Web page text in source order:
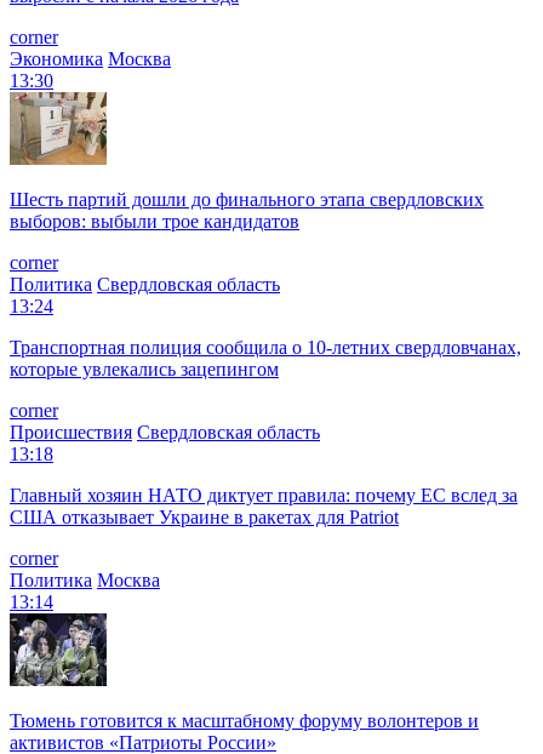
corner
Экономика Москва
13:30
Шесть партий дошли до финального этапа свердловских
выборов: выбыли трое кандидатов
corner
Политика Свердловская область
13:24
Транспортная полиция сообщила о 10-летних свердловчанах,
которые увлекались зацепингом
corner
Происшествия Свердловская область
13:18
Главный хозяин НАТО диктует правила: почему ЕС вслед за
США отказывает Украине в ракетах для Patriot
corner
Политика Москва
13:14
Тюмень готовится к масштабному форуму волонтеров и
активистов «Патриоты России»